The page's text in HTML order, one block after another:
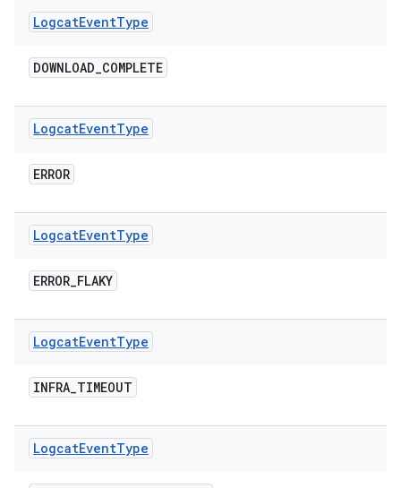
LogcatEventType
DOWNLOAD_COMPLETE
LogcatEventType
ERROR
LogcatEventType
ERROR_FLAKY
LogcatEventType
INFRA_TIMEOUT
LogcatEventType